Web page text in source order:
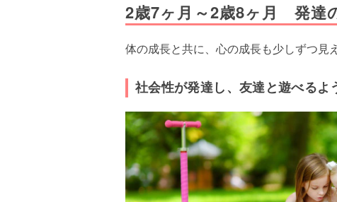
2歳7ヶ月～2歳8ヶ月 発達
体の成長と共に、心の成長も少しずつ見
社会性が発達し、友達と遊べるよ